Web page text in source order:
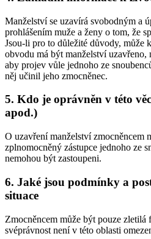
Manželství se uzavírá svobodným a
prohlášením muže a ženy o tom, že
Jsou-li pro to důležité důvody, může
obvodu má být manželství uzavřeno,
aby projev vůle jednoho ze
něj učinil jeho zmocněnec.
5. Kdo je oprávněn v této
apod.)
O uzavření manželství zmocněncem
zplnomocněný zástupce jednoho ze
nemohou být zastoupeni.
6. Jaké jsou podmínky a
situace
Zmocněncem může být pouze zletilá
svéprávnost není v této oblasti